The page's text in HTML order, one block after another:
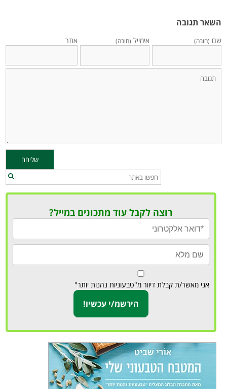
השאר תגובה
שם (חובה) אימייל (חובה) אתר
רוצה לקבל עוד מתכונים במייל?
אני מאשר/ת קבלת דיוור מ"טבעוניות נהנות יותר"